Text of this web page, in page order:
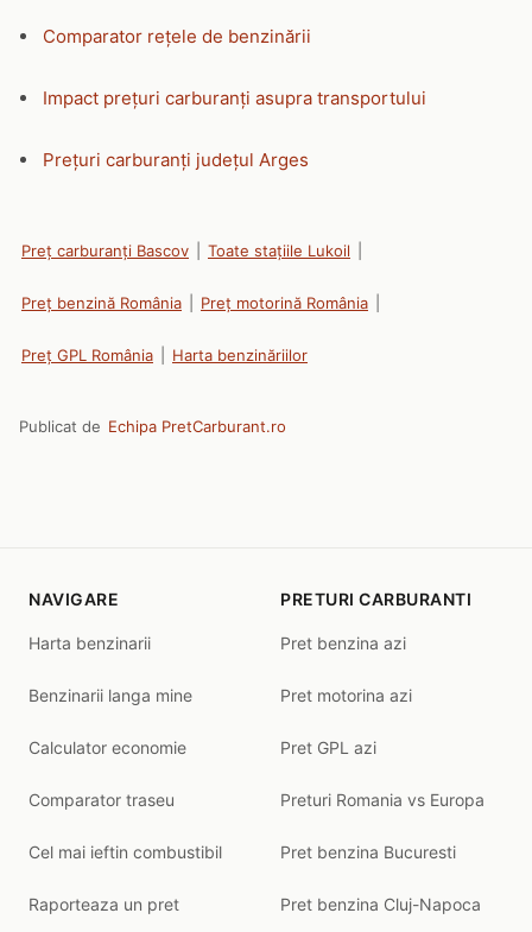
Comparator rețele de benzinării
Impact prețuri carburanți asupra transportului
Prețuri carburanți județul Arges
Preț carburanți Bascov Toate stațiile Lukoil
Preț benzină România Preț motorină România
Preț GPL România Harta benzinăriilor
Publicat de Echipa PretCarburant.ro
NAVIGARE
Harta benzinarii
Benzinarii langa mine
Calculator economie
Comparator traseu
Cel mai ieftin combustibil
Raporteaza un pret
PRETURI CARBURANTI
Pret benzina azi
Pret motorina azi
Pret GPL azi
Preturi Romania vs Europa
Pret benzina Bucuresti
Pret benzina Cluj-Napoca